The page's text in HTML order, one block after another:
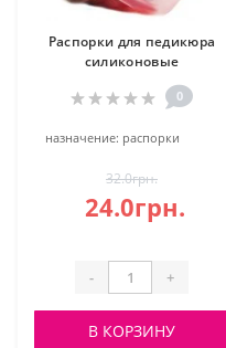
Распорки для педикюра
силиконовые
0
назначение: распорки
32.0грн.
24.0грн.
- +
В КОРЗИНУ